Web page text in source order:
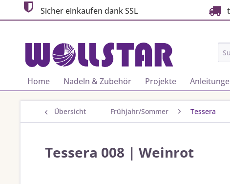
Sicher einkaufen dank SSL
Home Nadeln & Zubehör Projekte
Übersicht Frühjahr/Sommer Tessera
Tessera 008 | Weinrot